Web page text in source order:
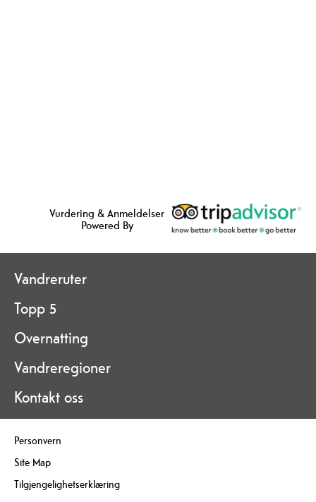
Vurdering & Anmeldelser
Powered By
Vandreruter
Topp 5
Overnatting
Vandreregioner
Kontakt oss
Personvern
Site Map
Tilgjengelighetserklæring